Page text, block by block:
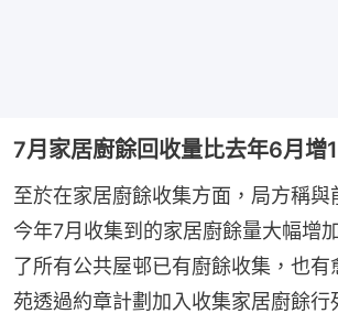
7月家居廚餘回收量比去年6月增
至於在家居廚餘收集方面，局方稱與
今年7月收集到的家居廚餘量大幅增
了所有公共屋邨已有廚餘收集，也有
苑透過約章計劃加入收集家居廚餘行